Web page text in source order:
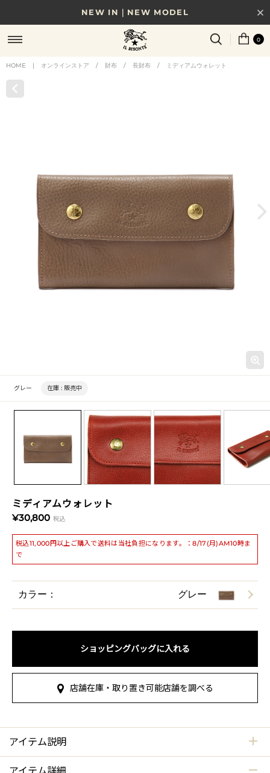
NEW IN｜NEW MODEL
8/17(月)10時まで｜税込11,000円以上で送料無料
贈る相手やシーンから選べる、新しいギフトガイド
0
HOME | オンラインストア / 財布 / 長財布 / ミディアムウォレット
ミディアムウォレット
¥30,800 税込
税込11,000円以上ご購入で送料は当社負担になります。：8/17(月)AM10時ま
で
グレー 在庫 : 販売中
カラー： グレー
ショッピングバッグに入れる
店舗在庫・取り置き可能店舗を調べる
アイテム説明